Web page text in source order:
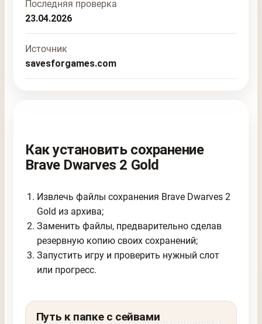
Последняя проверка
23.04.2026
Источник
savesforgames.com
Как установить сохранение
Brave Dwarves 2 Gold
Извлечь файлы сохранения Brave Dwarves 2
Gold из архива;
Заменить файлы, предварительно сделав
резервную копию своих сохранений;
Запустить игру и проверить нужный слот
или прогресс.
Путь к папке с сейвами